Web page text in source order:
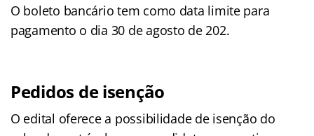
O boleto bancário tem como data limite para
pagamento o dia 30 de agosto de 202.
Pedidos de isenção
O edital oferece a possibilidade de isenção do